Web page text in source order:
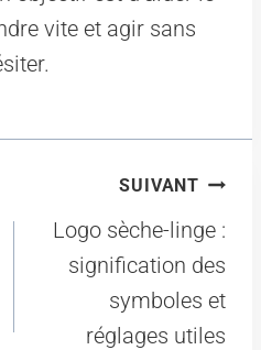
vite et agir sans
SUIVANT
Logo sèche-linge :
signification des
symboles et
réglages utiles